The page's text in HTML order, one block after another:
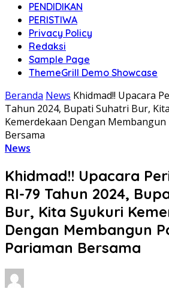
PENDIDIKAN
PERISTIWA
Privacy Policy
Redaksi
Sample Page
ThemeGrill Demo Showcase
Beranda News Khidmad!! Upacara
Tahun 2024, Bupati Suhatri Bur,
Kemerdekaan Dengan Membangun
Bersama
News
Khidmad!! Upacara
RI-79 Tahun 2024,
Bur, Kita Syukuri
Dengan Membangun
Pariaman Bersama